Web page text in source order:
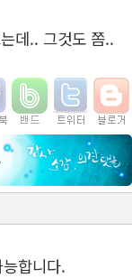
데.. 그것도 쫌..
합니다.